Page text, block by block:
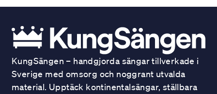
KungSängen – handgjorda sängar tillverkade i
Sverige med omsorg och noggrant utvalda
material. Upptäck kontinentalsängar, ställbara